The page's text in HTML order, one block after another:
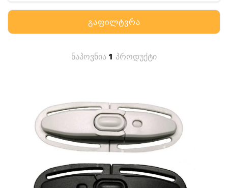
გაფილტვრა
ნაპოვნია1 პროდუქტი